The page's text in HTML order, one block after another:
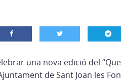
una nova edició del
de Sant Joan les